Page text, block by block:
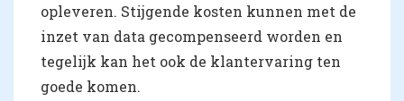
opleveren. Stijgende kosten kunnen met de
inzet van data gecompenseerd worden en
tegelijk kan het ook de klantervaring ten
goede komen.